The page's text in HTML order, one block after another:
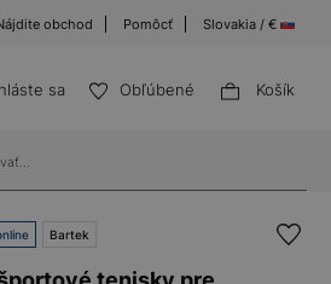
obchod Pomôcť Slovakia / €
sa Obľúbené Košík
Bartek